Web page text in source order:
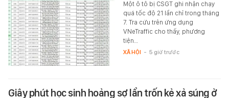
Một ô tô bị CSGT ghi nhận chạy
quá tốc độ 21 lần chỉ trong tháng
7. Tra cứu trên ứng dụng
VNeTraffic cho thấy, phương
tiện…
XÃ HỘI - 5 giờ trước
Giây phút học sinh hoảng sợ lẩn trốn kẻ xả súng ở